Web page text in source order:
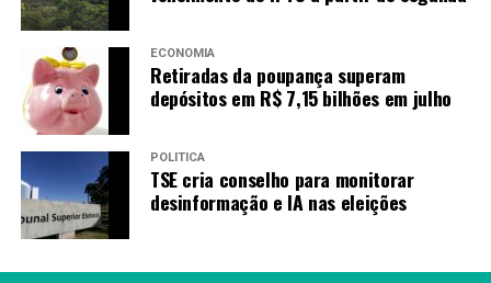
RECENTES
Prazo para contestar resultado do Selo Alfabetização
termina hoje
Amarildo Mota
ECONOMIA
Retiradas da poupança superam
depósitos em R$ 7,15 bilhões em julho
POLÍTICA
TSE cria conselho para monitorar
desinformação e IA nas eleições